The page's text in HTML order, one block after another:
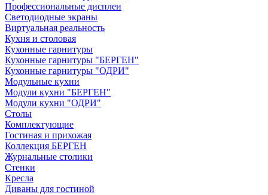
Профессиональные дисплеи
Светодиодные экраны
Виртуальная реальность
Кухня и столовая
Кухонные гарнитуры
Кухонные гарнитуры "БЕРГЕН"
Кухонные гарнитуры "ОДРИ"
Модульные кухни
Модули кухни "БЕРГЕН"
Модули кухни "ОДРИ"
Столы
Комплектующие
Гостиная и прихожая
Коллекция БЕРГЕН
Журнальные столики
Стенки
Кресла
Диваны для гостиной